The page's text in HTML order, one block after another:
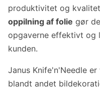
produktivitet og
oppilning af folie gør
opgaverne effektivt og
kunden.
Janus Knife'n'Needle
blandt andet